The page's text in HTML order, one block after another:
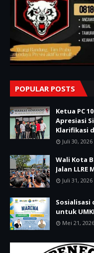
POPULAR POSTS
Ketua PC
Apresiasi
Klarifikasi
Juli 30, 2026
Wali Kota
Jalan
Juli 31, 2026
Sosialisasi
untuk
Mei 21, 2026